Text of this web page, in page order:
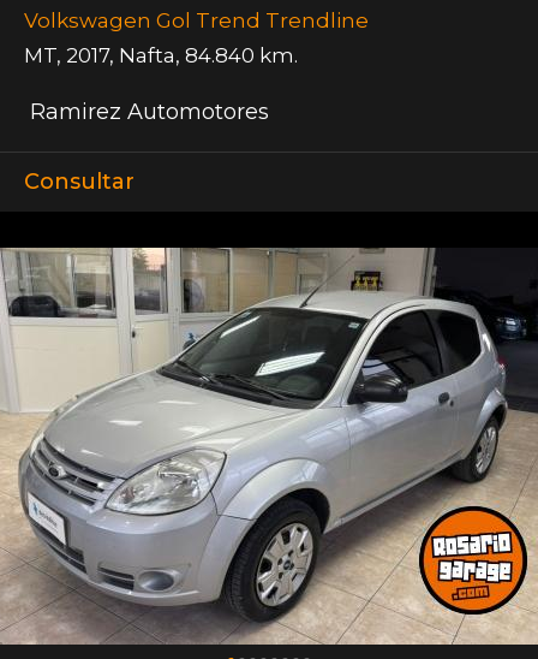
Volkswagen Gol Trend Trendline
MT, 2017, Nafta, 84.840 km.
Ramirez Automotores
Consultar